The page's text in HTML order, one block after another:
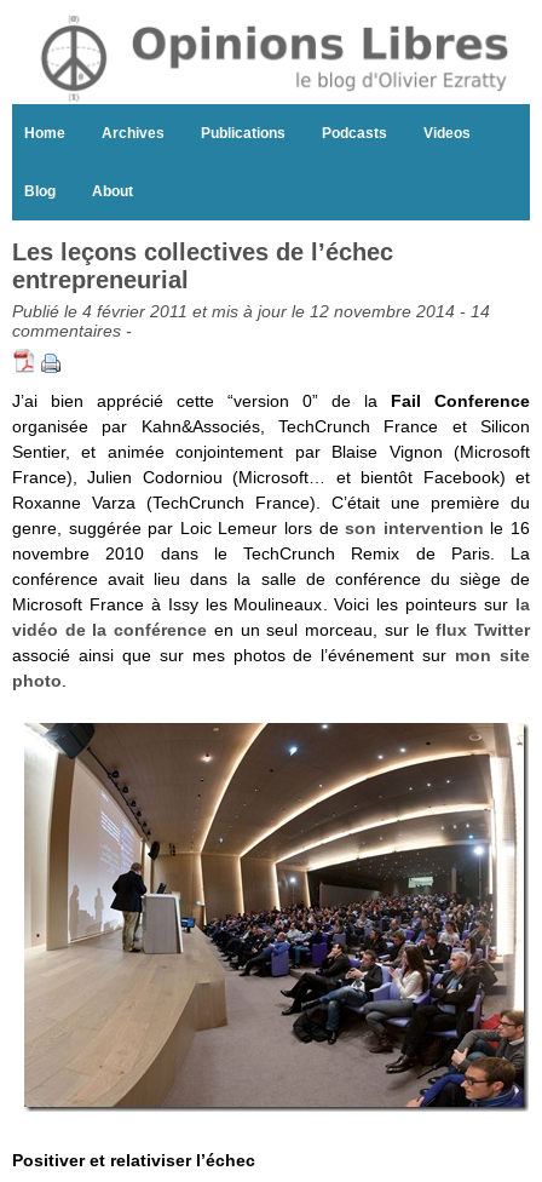
Home Archives Publications Podcasts Videos
Blog About
Les leçons collectives de l’échec
entrepreneurial
Publié le 4 février 2011 et mis à jour le 12 novembre 2014 - 14
commentaires -
J’ai bien apprécié cette “version 0” de la Fail Conference
organisée par Kahn&Associés, TechCrunch France et Silicon
Sentier, et animée conjointement par Blaise Vignon (Microsoft
France), Julien Codorniou (Microsoft… et bientôt Facebook) et
Roxanne Varza (TechCrunch France). C’était une première du
genre, suggérée par Loic Lemeur lors deson intervention le 16
novembre 2010 dans le TechCrunch Remix de Paris. La
conférence avait lieu dans la salle de conférence du siège de
Microsoft France à Issy les Moulineaux. Voici les pointeurs sur la
vidéo de la conférence en un seul morceau, sur leflux Twitter
associé ainsi que sur mes photos de l’événement sur mon site
photo
Positiver et relativiser l’échec